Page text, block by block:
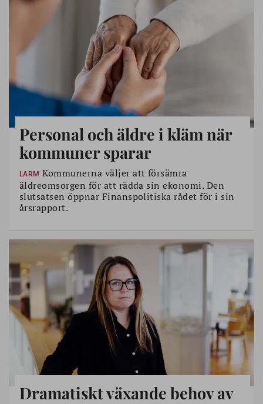
Personal och äldre i kläm när
kommuner sparar
LARM Kommunerna väljer att försämra
äldreomsorgen för att rädda sin ekonomi. Den
slutsatsen öppnar Finanspolitiska rådet för i sin
årsrapport.
Dramatiskt växande behov av